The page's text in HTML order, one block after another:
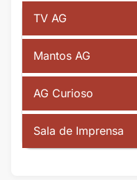
TV AG
Mantos AG
AG Curioso
Sala de Imprensa